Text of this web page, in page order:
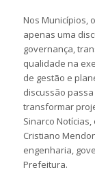
Nos Municípios,
apenas uma
governança,
qualidade na
de gestão e
discussão
transformar
Sinarco
Cristiano
engenharia,
Prefeitura.